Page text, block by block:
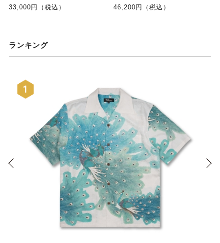
33,000円（税込）
46,200円（税込）
ランキング